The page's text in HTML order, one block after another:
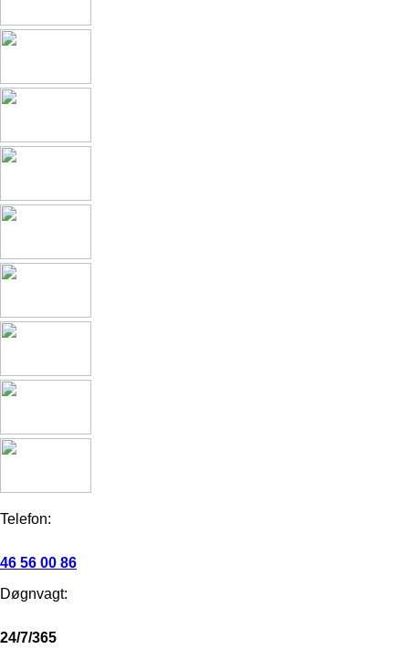
Telefon:
46 56 00 86
Døgnvagt:
24/7/365